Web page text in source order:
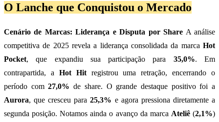
O Lanche que Conquistou o Mercado
Cenário de Marcas: Liderança e Disputa por Share A análise
competitiva de 2025 revela a liderança consolidada da marca Hot
Pocket, que expandiu sua participação para 35,0%. Em
contrapartida, a Hot Hitregistrou uma retração, encerrando o
período com27,0% de share. O grande destaque positivo foi a
Aurora, que cresceu para25,3% e agora pressiona diretamente a
segunda posição. Notamos ainda o avanço da marca Ateliê(2,1%)